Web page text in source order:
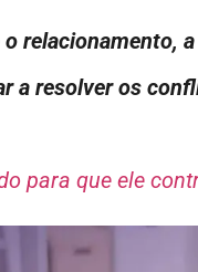
relacionamento,
a resolver os
para que ele